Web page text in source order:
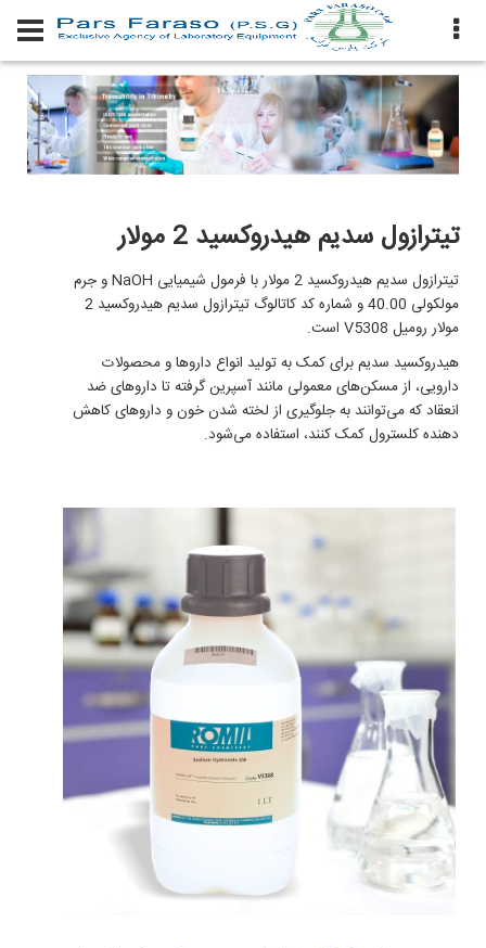
تیترازول سدیم هیدروکسید 2 مولار
تیترازول سدیم هیدروکسید 2 مولار با فرمول شیمیایی NaOH و جرم
مولکولی 40.00 و شماره کد کاتالوگ تیترازول سدیم هیدروکسید 2
مولار رومیل V5308 است.
هیدروکسید سدیم برای کمک به تولید انواع داروها و محصولات
دارویی، از مسکن‌های معمولی مانند آسپرین گرفته تا داروهای ضد
انعقاد که می‌توانند به جلوگیری از لخته شدن خون و داروهای کاهش
دهنده کلسترول کمک کنند، استفاده می‌شود.